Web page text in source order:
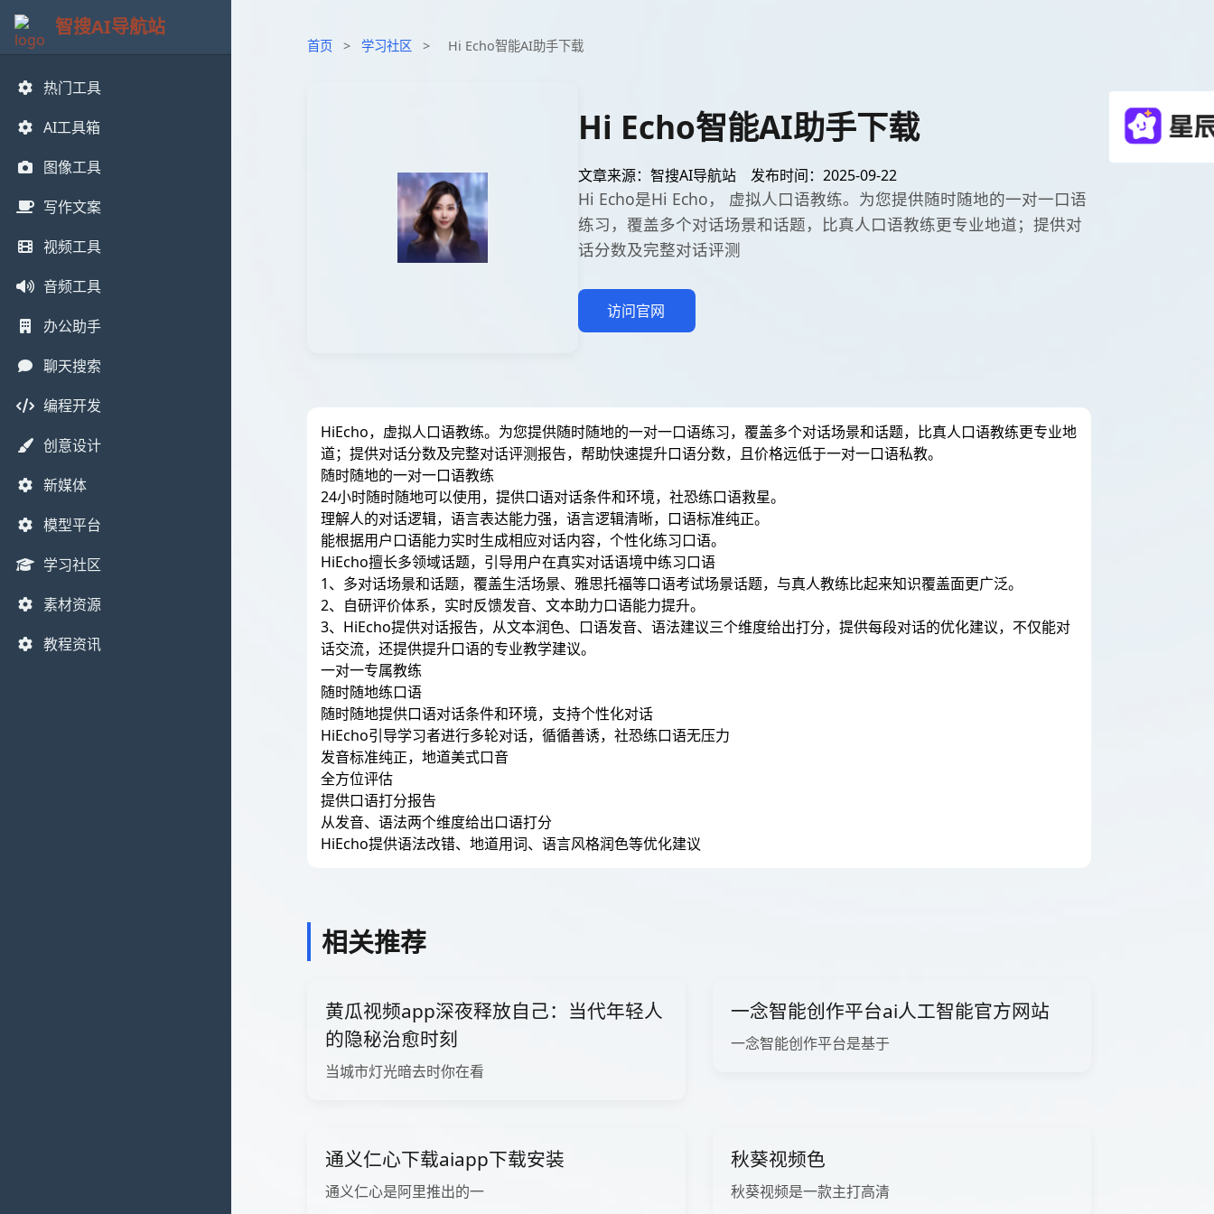
智搜AI导航站
热门工具
AI工具箱
图像工具
写作文案
视频工具
音频工具
办公助手
聊天搜索
编程开发
创意设计
新媒体
模型平台
学习社区
素材资源
教程资讯
首页 > 学习社区 > Hi Echo智能AI助手下载
Hi Echo智能AI助手下载
文章来源：智搜AI导航站 发布时间：2025-09-22
Hi Echo是Hi Echo， 虚拟人口语教练。为您提供随时随地的一对一口语
练习，覆盖多个对话场景和话题，比真人口语教练更专业地道；提供对
话分数及完整对话评测
访问官网
HiEcho，虚拟人口语教练。为您提供随时随地的一对一口语练习，覆盖多个对话场景和话题，比真人口语教练更专业地
道；提供对话分数及完整对话评测报告，帮助快速提升口语分数，且价格远低于一对一口语私教。
随时随地的一对一口语教练
24小时随时随地可以使用，提供口语对话条件和环境，社恐练口语救星。
理解人的对话逻辑，语言表达能力强，语言逻辑清晰，口语标准纯正。
能根据用户口语能力实时生成相应对话内容，个性化练习口语。
HiEcho擅长多领域话题，引导用户在真实对话语境中练习口语
1、多对话场景和话题，覆盖生活场景、雅思托福等口语考试场景话题，与真人教练比起来知识覆盖面更广泛。
2、自研评价体系，实时反馈发音、文本助力口语能力提升。
3、HiEcho提供对话报告，从文本润色、口语发音、语法建议三个维度给出打分，提供每段对话的优化建议，不仅能对
话交流，还提供提升口语的专业教学建议。
一对一专属教练
随时随地练口语
随时随地提供口语对话条件和环境，支持个性化对话
HiEcho引导学习者进行多轮对话，循循善诱，社恐练口语无压力
发音标准纯正，地道美式口音
全方位评估
提供口语打分报告
从发音、语法两个维度给出口语打分
HiEcho提供语法改错、地道用词、语言风格润色等优化建议
相关推荐
黄瓜视频app深夜释放自己：当代年轻人
的隐秘治愈时刻
当城市灯光暗去时你在看
一念智能创作平台ai人工智能官方网站
一念智能创作平台是基于
通义仁心下载aiapp下载安装
通义仁心是阿里推出的一
秋葵视频色
秋葵视频是一款主打高清